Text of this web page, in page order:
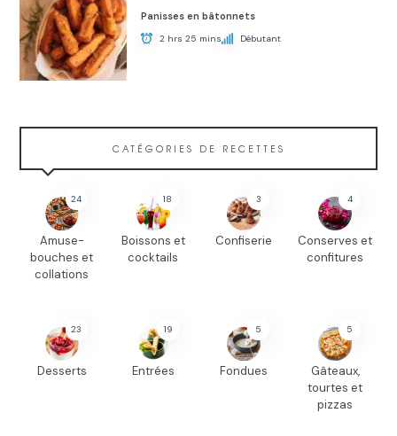
Panisses en bâtonnets
2 hrs 25 mins Débutant
CATÉGORIES DE RECETTES
24
Amuse-
bouches et
collations
18
Boissons et
cocktails
3
Confiserie
4
Conserves et
confitures
23
Desserts
19
Entrées
5
Fondues
5
Gâteaux,
tourtes et
pizzas